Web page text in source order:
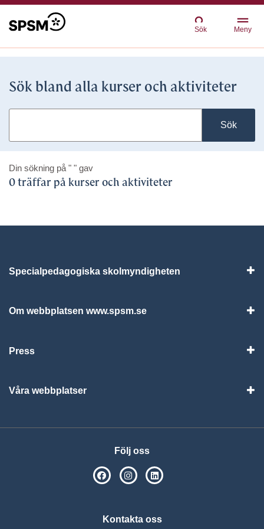
Sök Meny
Sök bland alla kurser och aktiviteter
Sök
Din sökning på " " gav
0 träffar på kurser och aktiviteter
Specialpedagogiska skolmyndigheten
Om webbplatsen www.spsm.se
Press
Våra webbplatser
Följ oss
SPSM på Facebook
SPSM på Instagram
Kontakta oss